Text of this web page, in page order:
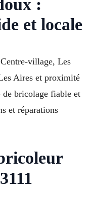
:
et locale
village, Les
Aires et proximité
de bricolage fiable et
et réparations